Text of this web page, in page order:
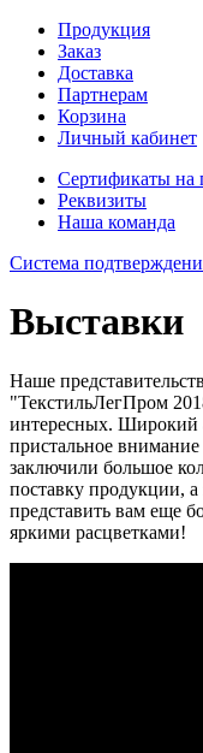
Продукция
Заказ
Доставка
Партнерам
Корзина
Личный кабинет
Сертификаты на
Реквизиты
Наша команда
Система
Выставки
Наше
"ТекстильЛегПром
интересных. Широкий
пристальное
заключили большое
поставку продукции,
представить вам еще
яркими расцветками!